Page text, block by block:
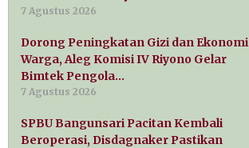
7 Agustus 2026
Dorong Peningkatan Gizi dan Ekonomi
Warga, Aleg Komisi IV Riyono Gelar
Bimtek Pengola…
7 Agustus 2026
SPBU Bangunsari Pacitan Kembali
Beroperasi, Disdagnaker Pastikan